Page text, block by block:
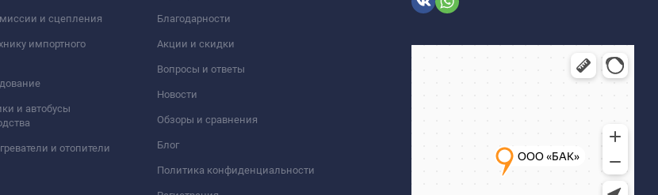
и сцепления
импортного
и автобусы
и отопители
Благодарности
Акции и скидки
Вопросы и ответы
Новости
Обзоры и сравнения
Блог
Политика конфиденциальности